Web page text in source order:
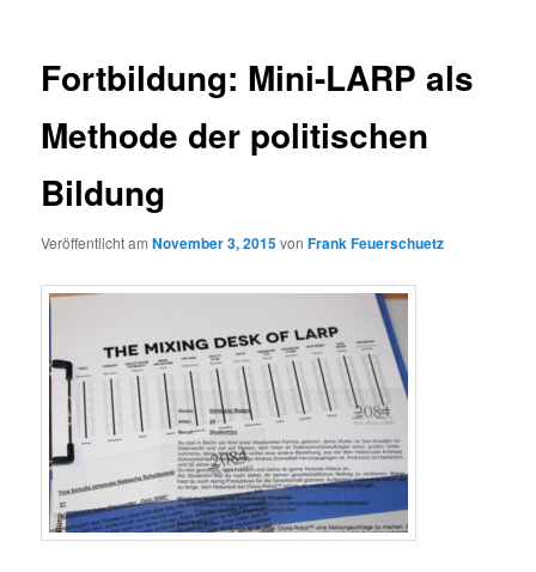
Fortbildung: Mini-LARP als
Methode der politischen
Bildung
Veröffentlicht amNovember 3, 2015vonFrank Feuerschuetz